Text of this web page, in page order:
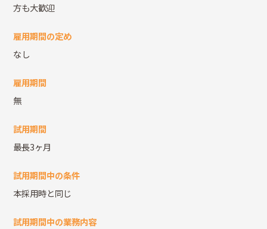
方も大歓迎
雇用期間の定め
なし
雇用期間
無
試用期間
最長3ヶ月
試用期間中の条件
本採用時と同じ
試用期間中の業務内容